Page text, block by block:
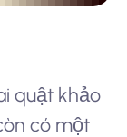
quật khảo
có một